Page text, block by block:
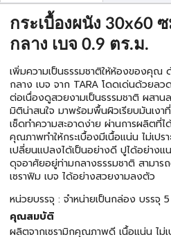
กระเบื้องผนัง 30x60
กลาง เบจ 0.9 ตร.ม.
เพิ่มความเป็นธรรมชาติให้ห้องของคุณ
กลาง เบจ จาก TARA โดดเด่นด้วยล
ต่อเนื่องดูสวยงามเป็นธรรมชาติ ผสา
มิติน่าสนใจ มาพร้อมพื้นผิวเรียบมันเงา
เช็ดทำความสะอาดง่าย ผ่านการผลิตที่ไ
คุณภาพทำให้กระเบื้องมีเนื้อแน่น ไม่เป
เปลี่ยนแปลงได้เป็นอย่างดี ปูได้อย่าง
ดุจอาศัยอยู่ท่ามกลางธรรมชาติ สามา
เซราฟิม เบจ ได้อย่างสวยงามลงตัว
หน่วยบรรจุ : จำหน่ายเป็นกล่อง บรรจุ
คุณสมบัติ
ผลิตจากเซรามิกคุณภาพดี เนื้อแน่น ไม่เ